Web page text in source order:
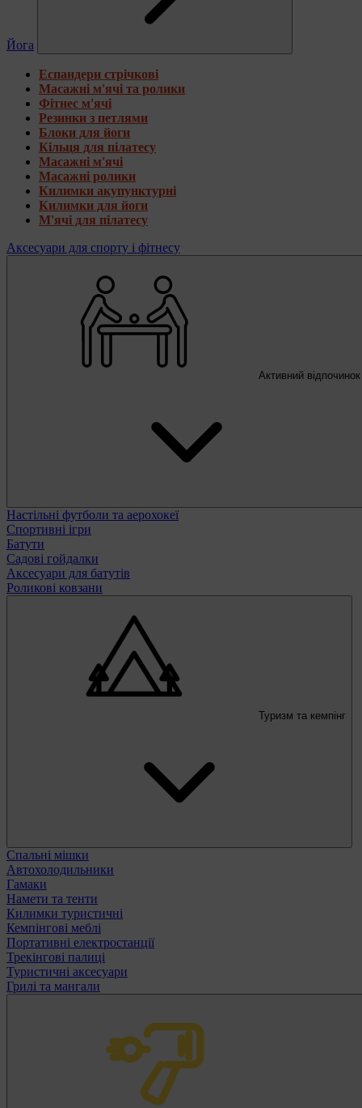
Йога
Еспандери стрічкові
Масажні м'ячі та ролики
Фітнес м'ячі
Резинки з петлями
Блоки для йоги
Кільця для пілатесу
Масажні м'ячі
Масажні ролики
Килимки акупунктурні
Килимки для йоги
М'ячі для пілатесу
Аксесуари для спорту і фітнесу
Активний відпочинок
Настільні футболи та аерохокеї
Спортивні ігри
Батути
Садові гойдалки
Аксесуари для батутів
Роликові ковзани
Туризм та кемпінг
Спальні мішки
Автохолодильники
Гамаки
Намети та тенти
Килимки туристичні
Кемпінгові меблі
Портативні електростанції
Трекінгові палиці
Туристичні аксесуари
Грилі та мангали